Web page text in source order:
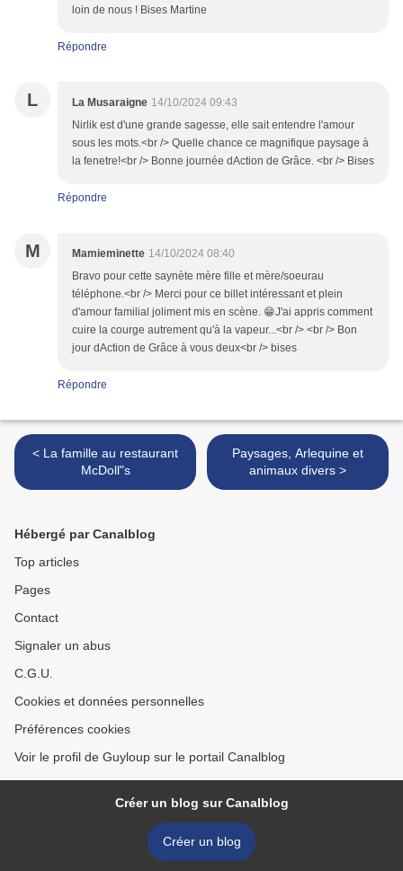
loin de nous ! Bises Martine
Répondre
L La Musaraigne 14/10/2024 09:43
Nirlik est d'une grande sagesse, elle sait entendre l'amour
sous les mots.<br /> Quelle chance ce magnifique paysage à
la fenetre!<br /> Bonne journée dAction de Grâce. <br /> Bises
Répondre
M Mamieminette 14/10/2024 08:40
Bravo pour cette saynète mère fille et mère/soeurau
téléphone.<br /> Merci pour ce billet intéressant et plein
d'amour familial joliment mis en scène. 😁J'ai appris comment
cuire la courge autrement qu'à la vapeur...<br /> <br /> Bon
jour dAction de Grâce à vous deux<br /> bises
Répondre
< La famille au restaurant
McDoll"s
Paysages, Arlequine et
animaux divers >
Hébergé par Canalblog
Top articles
Pages
Contact
Signaler un abus
C.G.U.
Cookies et données personnelles
Préférences cookies
Voir le profil de Guyloup sur le portail Canalblog
Créer un blog sur Canalblog
Créer un blog